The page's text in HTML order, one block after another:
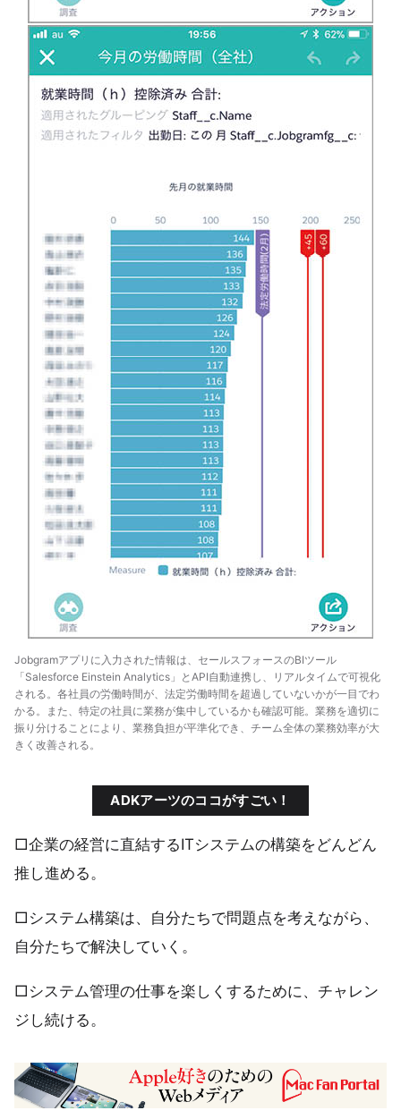
Jobgramアプリに入力された情報は、セールスフォースのBIツール
「Salesforce Einstein Analytics」とAPI自動連携し、リアルタイムで可視化
される。各社員の労働時間が、法定労働時間を超過していないかが一目でわ
かる。また、特定の社員に業務が集中しているかも確認可能。業務を適切に
振り分けることにより、業務負担が平準化でき、チーム全体の業務効率が大
きく改善される。
ADKアーツのココがすごい！
□企業の経営に直結するITシステムの構築をどんどん
推し進める。
□システム構築は、自分たちで問題点を考えながら、
自分たちで解決していく。
□システム管理の仕事を楽しくするために、チャレン
ジし続ける。